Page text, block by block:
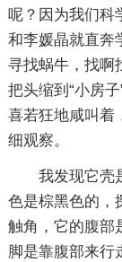
呢？因为我们科
和李媛晶就直奔
寻找蜗牛，找啊
把头缩到“小房
喜若狂地咸叫着
细观察。
我发现它壳
色是棕黑色的，
触角，它的腹部
脚是靠腹部来行